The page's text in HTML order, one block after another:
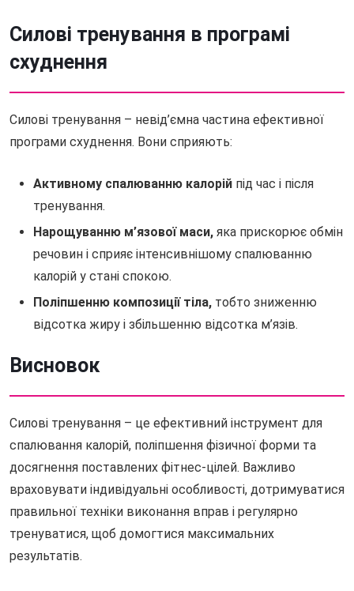
Силові тренування в програмі
схуднення
Силові тренування – невід’ємна частина ефективної
програми схуднення. Вони сприяють:
Активному спалюванню калорій під час і після
тренування.
Нарощуванню м’язової маси, яка прискорює обмін
речовин і сприяє інтенсивнішому спалюванню
калорій у стані спокою.
Поліпшенню композиції тіла, тобто зниженню
відсотка жиру і збільшенню відсотка м’язів.
Висновок
Силові тренування – це ефективний інструмент для
спалювання калорій, поліпшення фізичної форми та
досягнення поставлених фітнес-цілей. Важливо
враховувати індивідуальні особливості, дотримуватися
правильної техніки виконання вправ і регулярно
тренуватися, щоб домогтися максимальних
результатів.